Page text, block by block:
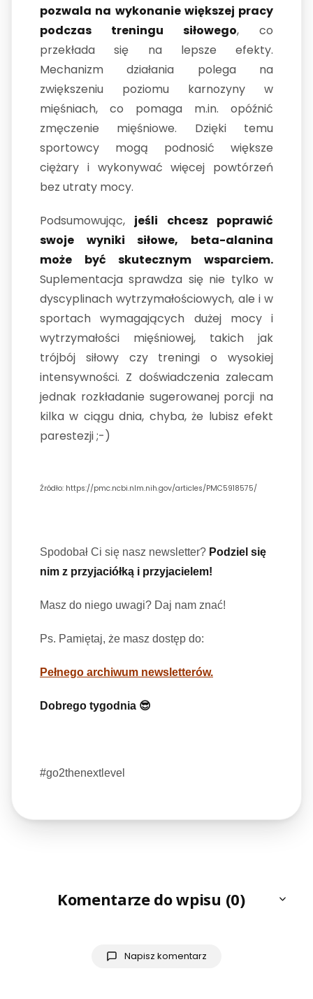
pozwala na wykonanie większej pracy
podczas treningu siłowego, co
przekłada się na lepsze efekty.
Mechanizm działania polega na
zwiększeniu poziomu karnozyny w
mięśniach, co pomaga m.in. opóźnić
zmęczenie mięśniowe. Dzięki temu
sportowcy mogą podnosić większe
ciężary i wykonywać więcej powtórzeń
bez utraty mocy.
Podsumowując, jeśli chcesz poprawić
swoje wyniki siłowe, beta-alanina
może być skutecznym wsparciem.
Suplementacja sprawdza się nie tylko w
dyscyplinach wytrzymałościowych, ale i w
sportach wymagających dużej mocy i
wytrzymałości mięśniowej, takich jak
trójbój siłowy czy treningi o wysokiej
intensywności. Z doświadczenia zalecam
jednak rozkładanie sugerowanej porcji na
kilka w ciągu dnia, chyba, że lubisz efekt
parestezji ;-)
Źródło: https://pmc.ncbi.nlm.nih.gov/articles/PMC5918575/
Spodobał Ci się nasz newsletter? Podziel się
nim z przyjaciółką i przyjacielem!
Masz do niego uwagi? Daj nam znać!
Ps. Pamiętaj, że masz dostęp do:
Pełnego archiwum newsletterów.
Dobrego tygodnia 😎
#go2thenextlevel
Komentarze do wpisu (0)
Napisz komentarz